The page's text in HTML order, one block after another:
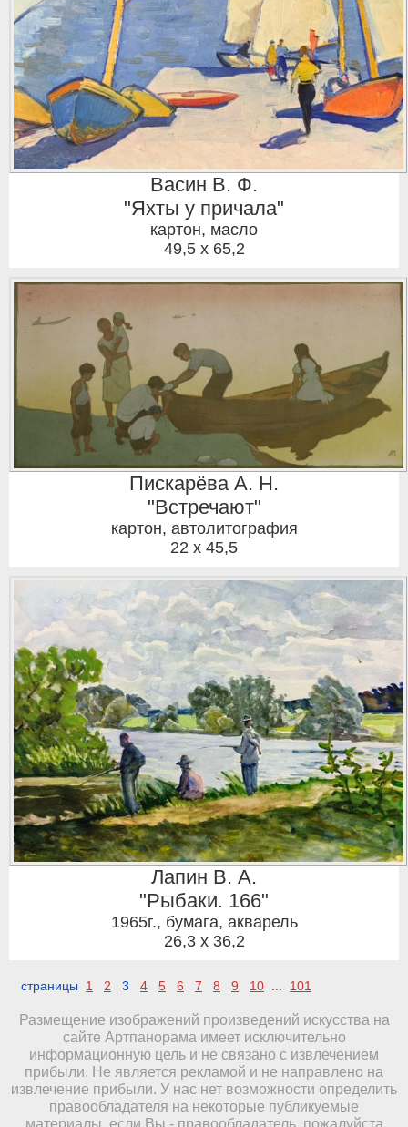
Васин В. Ф.
"Яхты у причала"
картон, масло
49,5 x 65,2
Пискарёва А. Н.
"Встречают"
картон, автолитография
22 x 45,5
Лапин В. А.
"Рыбаки. 166"
1965г., бумага, акварель
26,3 x 36,2
страницы 1 2 3 4 5 6 7 8 9 10 101
Размещение изображений произведений искусства на
сайте Артпанорама имеет исключительно
информационную цель и не связано с извлечением
прибыли. Не является рекламой и не направлено на
извлечение прибыли. У нас нет возможности определить
правообладателя на некоторые публикуемые
материалы, если Вы - правообладатель, пожалуйста